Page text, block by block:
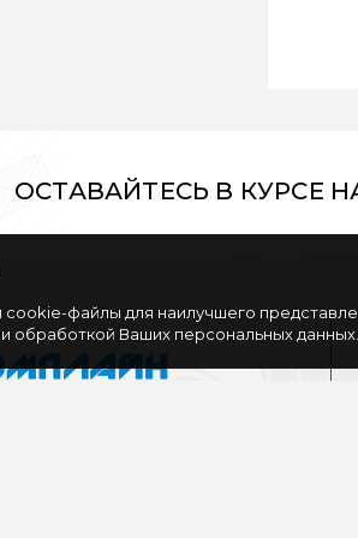
ОСТАВАЙТЕСЬ В КУРСЕ
файлы для наилучшего
обработкой Ваших персональных данных.